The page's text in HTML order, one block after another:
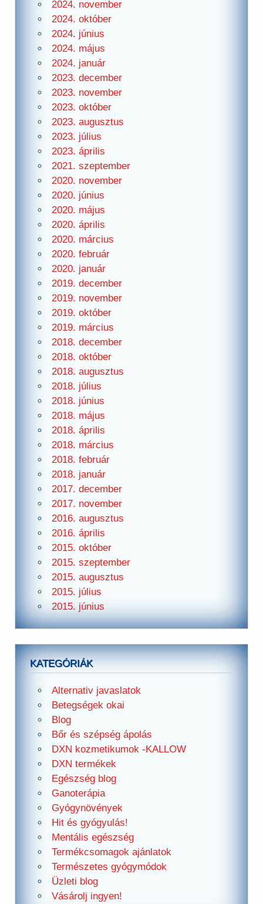
2024. november
2024. október
2024. június
2024. május
2024. január
2023. december
2023. november
2023. október
2023. augusztus
2023. július
2023. április
2021. szeptember
2020. november
2020. június
2020. május
2020. április
2020. március
2020. február
2020. január
2019. december
2019. november
2019. október
2019. március
2018. december
2018. október
2018. augusztus
2018. július
2018. június
2018. május
2018. április
2018. március
2018. február
2018. január
2017. december
2017. november
2016. augusztus
2016. április
2015. október
2015. szeptember
2015. augusztus
2015. július
2015. június
KATEGÓRIÁK
Alternativ javaslatok
Betegségek okai
Blog
Bőr és szépség ápolás
DXN kozmetikumok -KALLOW
DXN termékek
Egészség blog
Ganoterápia
Gyógynövények
Hit és gyógyulás!
Mentális egészség
Termékcsomagok ajánlatok
Természetes gyógymódok
Üzleti blog
Vásárolj ingyen!